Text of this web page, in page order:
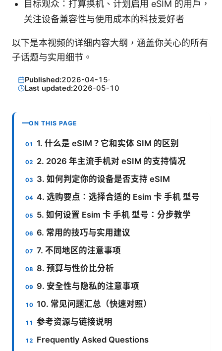
目标观众：打算换机、计划启用 eSIM 的用户，
关注设备兼容性与使用成本的科技爱好者
以下是本视频的详细内容大纲，涵盖你关心的所有
子话题与实用细节。
Published:2026-04-15·
Last updated:2026-05-10
ON THIS PAGE
1. 什么是 eSIM？它和实体 SIM 的区别
2. 2026 年主流手机对 eSIM 的支持情况
3. 如何判定你的设备是否支持 eSIM
4. 选购要点：选择合适的 Esim 卡 手机 型号
5. 如何设置 Esim 卡 手机 型号：分步教学
6. 常用的技巧与实用建议
7. 不同地区的注意事项
8. 预算与性价比分析
9. 安全性与隐私的注意事项
10. 常见问题汇总（快速对照）
参考资源与链接说明
Frequently Asked Questions